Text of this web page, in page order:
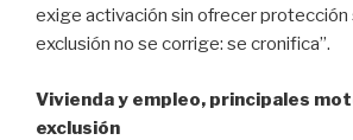
exige activación sin ofrecer protección
exclusión no se corrige: se cronifica”.
Vivienda y empleo, principales
exclusión